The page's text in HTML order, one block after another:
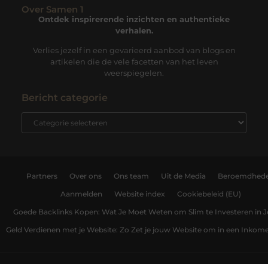
Over Samen 1
Ontdek inspirerende inzichten en authentieke
verhalen.
Verlies jezelf in een gevarieerd aanbod van blogs en
artikelen die de vele facetten van het leven
weerspiegelen.
Bericht categorie
Partners Over ons Ons team Uit de Media
Aanmelden Website index Cookiebeleid (EU)
Goede Backlinks Kopen: Wat Je Moet Weten om Slim te Investeren in
Geld Verdienen met je Website: Zo Zet je jouw Website om in een